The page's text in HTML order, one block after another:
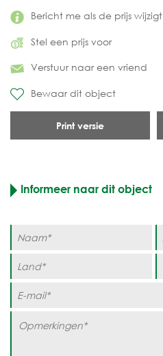
Bericht me als de prijs wijzigt
Stel een prijs voor
Verstuur naar een vriend
Bewaar dit object
Print versie
Informeer naar dit object